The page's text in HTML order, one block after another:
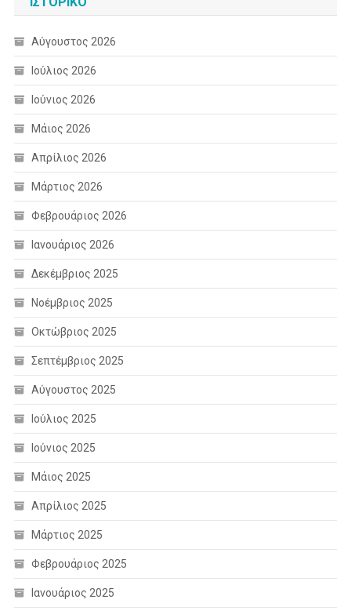
Αύγουστος 2026
Ιούλιος 2026
Ιούνιος 2026
Μάιος 2026
Απρίλιος 2026
Μάρτιος 2026
Φεβρουάριος 2026
Ιανουάριος 2026
Δεκέμβριος 2025
Νοέμβριος 2025
Οκτώβριος 2025
Σεπτέμβριος 2025
Αύγουστος 2025
Ιούλιος 2025
Ιούνιος 2025
Μάιος 2025
Απρίλιος 2025
Μάρτιος 2025
Φεβρουάριος 2025
Ιανουάριος 2025